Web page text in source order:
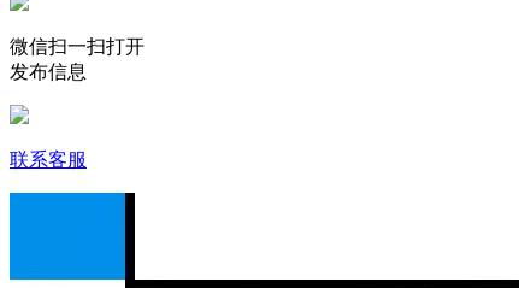
微信扫一扫打开
发布信息
联系客服